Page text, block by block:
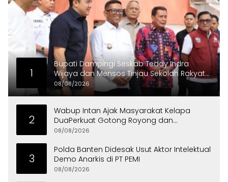
1
Bupati Dampingi Seskab Teddy Indra
Wijaya dan Mensos Tinjau Sekolah Rakyat
di Curug
08/08/2026
2
Wabup Intan Ajak Masyarakat Kelapa
DuaPerkuat Gotong Royong dan
Persatuan
08/08/2026
3
Polda Banten Didesak Usut Aktor Intelektual
Demo Anarkis di PT PEMI
08/08/2026